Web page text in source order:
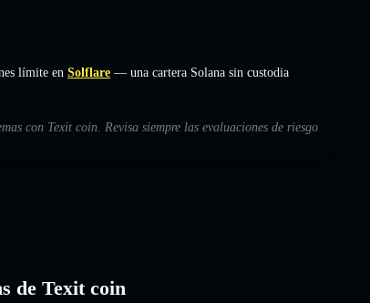
límite en Solflare — una cartera Solana sin custodia
con Texit coin. Revisa siempre las evaluaciones de riesgo
de Texit coin